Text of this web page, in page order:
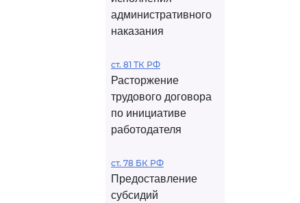
административного
наказания
ст. 81 ТК РФ
Расторжение
трудового договора
по инициативе
работодателя
ст. 78 БК РФ
Предоставление
субсидий